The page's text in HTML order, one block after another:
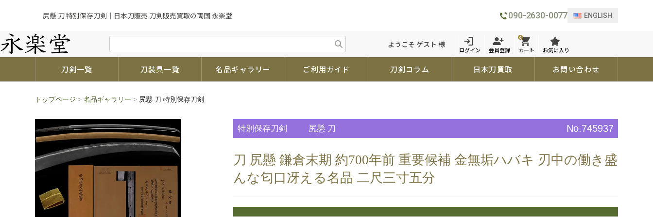
尻懸 刀 特別保存刀剣｜日本刀販売 刀剣販売買取の両国 永楽堂 090-2630-0077 ENGLISH
ようこそ ゲスト 様
ログイン 会員登録
0
カート お気に入り
刀剣一覧 刀装具一覧 名品ギャラリー ご利用ガイド 刀剣コラム 日本刀買取 お問い合わせ
トップページ > 名品ギャラリー > 尻懸 刀 特別保存刀剣
特別保存刀剣 尻懸 刀 No.745937
刀 尻懸 鎌倉末期 約700年前 重要候補 金無垢ハバキ 刃中の働き盛
んな匂口冴える名品 二尺三寸五分